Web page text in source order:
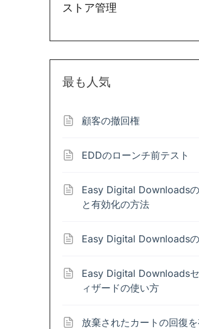
ストア管理
最も人気
顧客の撤回権
EDDのローンチ前テスト
Easy Digital Downloads
と有効化の方法
Easy Digital Downloads
Easy Digital Downloads
ィザードの使い方
放棄されたカートの回復